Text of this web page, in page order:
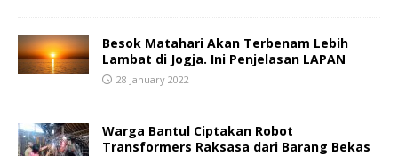
Besok Matahari Akan Terbenam Lebih
Lambat di Jogja. Ini Penjelasan LAPAN
28 January 2022
Warga Bantul Ciptakan Robot
Transformers Raksasa dari Barang Bekas